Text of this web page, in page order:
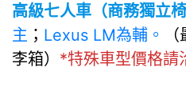
高級七人車（商務獨立椅
主 ； Lexus LM為輔。
李箱） *特殊車型價格請